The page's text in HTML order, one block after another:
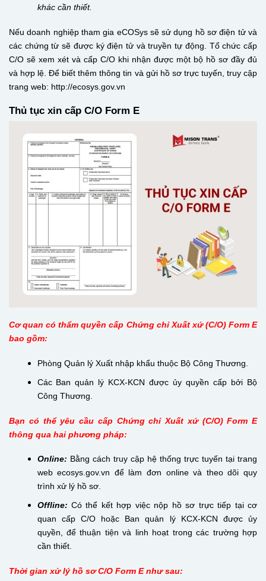
khác cần thiết.
Nếu doanh nghiệp tham gia eCOSys sẽ sử dụng hồ sơ điện tử và
các chứng từ sẽ được ký điện tử và truyền tự động. Tổ chức cấp
C/O sẽ xem xét và cấp C/O khi nhận được một bộ hồ sơ đầy đủ
và hợp lệ. Để biết thêm thông tin và gửi hồ sơ trực tuyến, truy cập
trang web: http://ecosys.gov.vn
Thủ tục xin cấp C/O Form E
Cơ quan có thẩm quyền cấp Chứng chỉ Xuất xứ (C/O) Form E
bao gồm:
Phòng Quản lý Xuất nhập khẩu thuộc Bộ Công Thương.
Các Ban quản lý KCX-KCN được ủy quyền cấp bởi Bộ
Công Thương.
Bạn có thể yêu cầu cấp Chứng chỉ Xuất xứ (C/O) Form E
thông qua hai phương pháp:
Online: Bằng cách truy cập hệ thống trực tuyến tại trang
web ecosys.gov.vn để làm đơn online và theo dõi quy
trình xử lý hồ sơ.
Offline: Có thể kết hợp việc nộp hồ sơ trực tiếp tại cơ
quan cấp C/O hoặc Ban quản lý KCX-KCN được ủy
quyền, để thuận tiện và linh hoạt trong các trường hợp
cần thiết.
Thời gian xử lý hồ sơ C/O Form E như sau: